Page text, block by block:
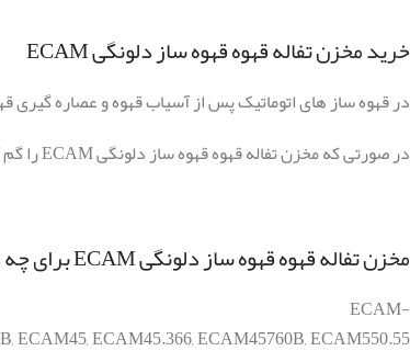
خرید مخزن تفاله قهوه قهوه ساز دلونگی ECAM
در قهوه ساز های اتوماتیک پس از آسیاب قهوه و عصاره گیری
در صورتی که مخزن تفاله قهوه قهوه ساز دلونگی ECAM را گم کرده و یا نیاز به خرید آن و یا
مخزن تفاله قهوه قهوه ساز دلونگی ECAM برای چه مدل هایی مناسب است؟
ECAM-
,ECAM45,ECAM45.366,ECAM45760B,ECAM550.55